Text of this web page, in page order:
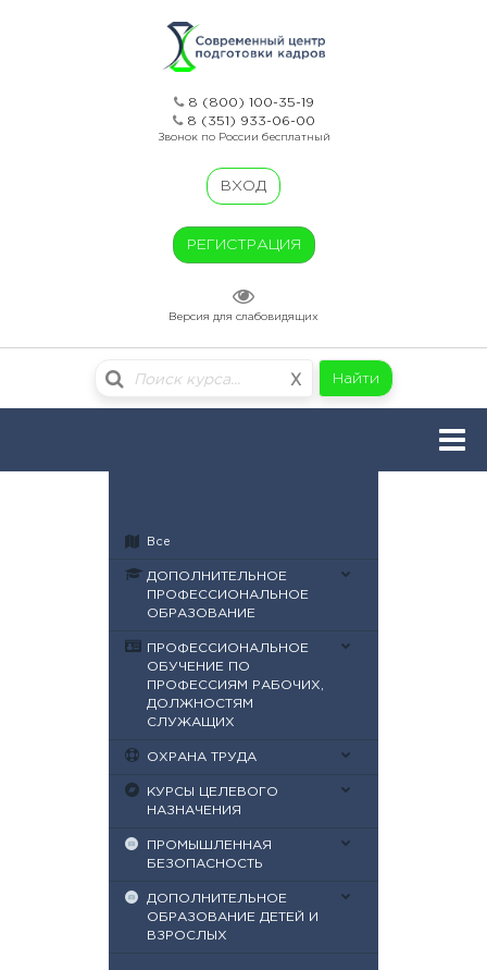
8 (800) 100-35-19
8 (351) 933-06-00
Звонок по России бесплатный
ВХОД
РЕГИСТРАЦИЯ
Версия для слабовидящих
X Найти
Все
ДОПОЛНИТЕЛЬНОЕ
ПРОФЕССИОНАЛЬНОЕ
ОБРАЗОВАНИЕ
ПРОФЕССИОНАЛЬНОЕ
ОБУЧЕНИЕ ПО
ПРОФЕССИЯМ РАБОЧИХ,
ДОЛЖНОСТЯМ
СЛУЖАЩИХ
ОХРАНА ТРУДА
КУРСЫ ЦЕЛЕВОГО
НАЗНАЧЕНИЯ
ПРОМЫШЛЕННАЯ
БЕЗОПАСНОСТЬ
ДОПОЛНИТЕЛЬНОЕ
ОБРАЗОВАНИЕ ДЕТЕЙ И
ВЗРОСЛЫХ